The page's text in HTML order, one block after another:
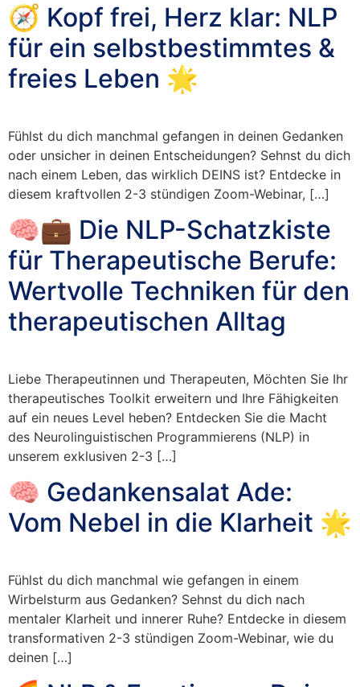
🧭 Kopf frei, Herz klar: NLP
für ein selbstbestimmtes &
freies Leben 🌟
Fühlst du dich manchmal gefangen in deinen Gedanken
oder unsicher in deinen Entscheidungen? Sehnst du dich
nach einem Leben, das wirklich DEINS ist? Entdecke in
diesem kraftvollen 2-3 stündigen Zoom-Webinar, […]
🧠💼 Die NLP-Schatzkiste
für Therapeutische Berufe:
Wertvolle Techniken für den
therapeutischen Alltag
Liebe Therapeutinnen und Therapeuten, Möchten Sie Ihr
therapeutisches Toolkit erweitern und Ihre Fähigkeiten
auf ein neues Level heben? Entdecken Sie die Macht
des Neurolinguistischen Programmierens (NLP) in
unserem exklusiven 2-3 […]
🧠 Gedankensalat Ade:
Vom Nebel in die Klarheit 🌟
Fühlst du dich manchmal wie gefangen in einem
Wirbelsturm aus Gedanken? Sehnst du dich nach
mentaler Klarheit und innerer Ruhe? Entdecke in diesem
transformativen 2-3 stündigen Zoom-Webinar, wie du
deinen […]